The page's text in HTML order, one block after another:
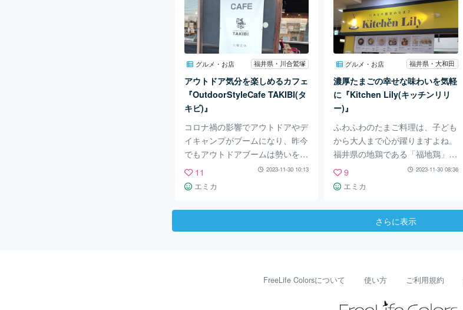
き、石川県・富山県にも展開し、
多くのラーメンファンに愛されて
います。 岩本屋の注文は、食券
形式。 まずメニューを選びま
す。 なんと大盛り＆特盛がお値
段据え置きという嬉しさ！ 定番
はとんこつ醤油ラーメンベースの
「らーめん」ですが、魚介
プトル」の力で闘う、恐竜をモチ
ーフとしたご当地ヒーローです。
筆者が『古代竜士バレミアン』の
ショーを見に行ったのは、「道の
駅 恐竜渓谷かつやま」でのイベ
ントでした。 勝山市と言えば、
世界三大恐竜博物館である、福井
県立恐竜博物館のお膝元。 たく
さんの恐竜の化
グルメ・お店 福井県・川合鷲塚
アウトドア気分を楽しめるカフェ
『OutdoorStyleCafe TAKIBI(タ
キビ)』
コロナ禍の影響でアウトドアやデ
イキャンプがブームになり、昨今
でもアウトドアブームは勢いを失
いません。 その中で、気軽にア
ウトドア気分を楽しめるカフェ
が、福井市のメインストリートか
らほど近い場所にオープンしまし
「snow peak」のアウトドア用品
キャンプ気分を楽しめます。 ま
11 2023-11-30 10:13
エミカ
グルメ・お店 福井県・大和田
濃厚たまごの幸せな味わいを気軽
に『Kitchen Lily(キッチンリリ
ー)』
ふわふわのたまご料理は、子ども
から大人まで心が躍りますよね。
福井県の地鶏である「福地鶏」の
たまごをふんだんに使ったオムラ
イスや卵かけご飯、スイーツを堪
能できる『Kitchen Lily(キッチン
リリー)』。 そんなたまご料理専
門店が、福井最大級のショッピン
グモール『ラブリーパートナー
ンリリー)』は、2023年春にオー
す。 元々は坂井市の『ゆりの里
9 2023-11-30 08:36
エミカ
さらに表示
FreeLife Colorsについて 使い方 ご利用規約